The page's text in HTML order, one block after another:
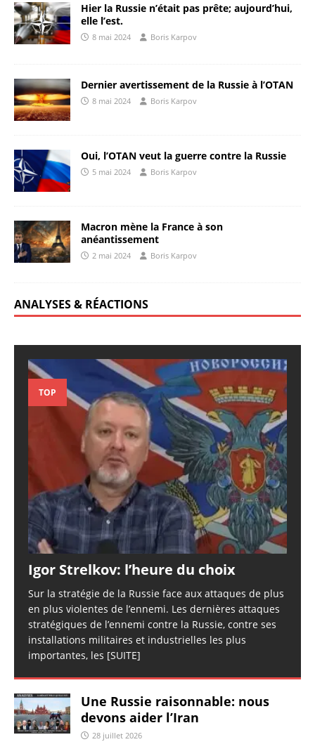
Hier la Russie n’était pas prête; aujourd’hui,
elle l’est.
8 mai 2024 Boris Karpov
Dernier avertissement de la Russie à l’OTAN
8 mai 2024 Boris Karpov
Oui, l’OTAN veut la guerre contre la Russie
5 mai 2024 Boris Karpov
Macron mène la France à son
anéantissement
2 mai 2024 Boris Karpov
ANALYSES & RÉACTIONS
TOP
Igor Strelkov: l’heure du choix
Sur la stratégie de la Russie face aux attaques de plus
en plus violentes de l’ennemi. Les dernières attaques
stratégiques de l’ennemi contre la Russie, contre ses
installations militaires et industrielles les plus
importantes, les [SUITE]
Une Russie raisonnable: nous
devons aider l’Iran
28 juillet 2026